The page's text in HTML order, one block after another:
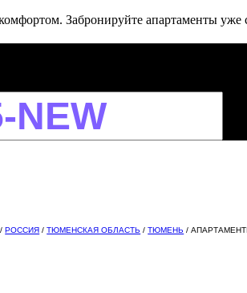
Забронируйте апартаменты уже
/ РОССИЯ /ТЮМЕНСКАЯ ОБЛАСТЬ /ТЮМЕНЬ /